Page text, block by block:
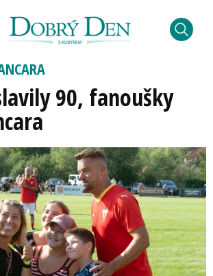
90, fanoušky